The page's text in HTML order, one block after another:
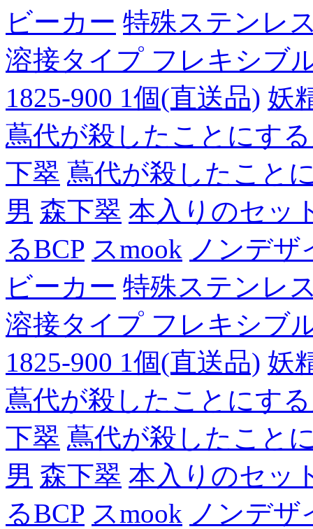
ビーカー 特殊ステンレ
溶接タイプ フレキシブ
1825-900 1個(直送品) 妖
蔦代が殺したことにす
下翠 蔦代が殺したこと
男 森下翠 本入りのセッ
るBCP スmook ノンデザ
ビーカー 特殊ステンレ
溶接タイプ フレキシブ
1825-900 1個(直送品) 妖
蔦代が殺したことにす
下翠 蔦代が殺したこと
男 森下翠 本入りのセッ
るBCP スmook ノンデザ